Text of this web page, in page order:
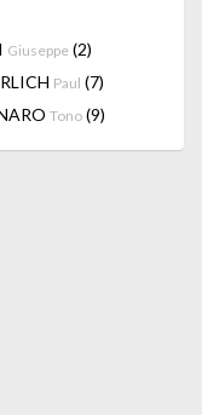
Giuseppe (2)
Paul (7)
Tono (9)